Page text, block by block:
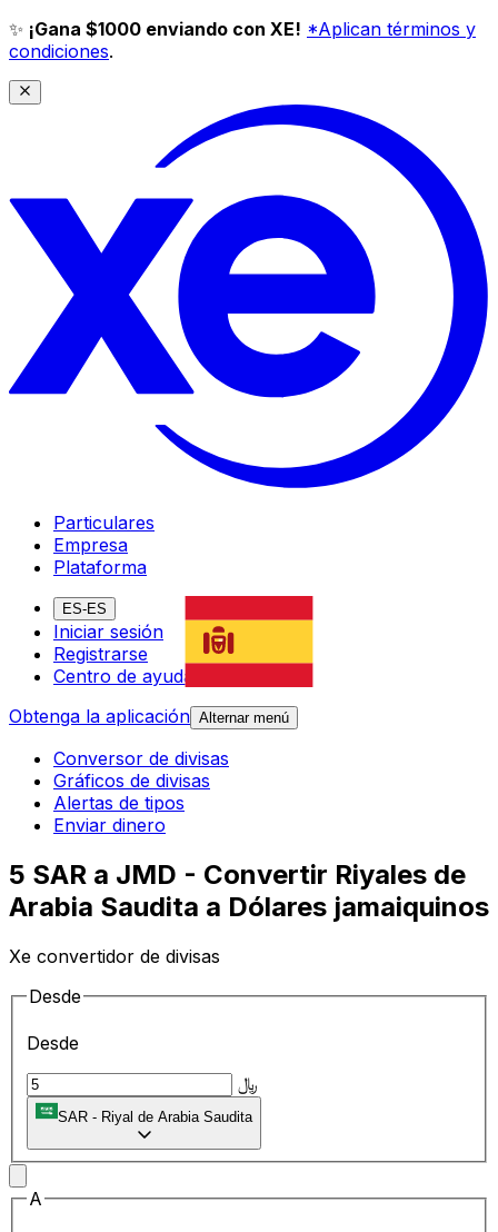
✨ ¡Gana $1000 enviando con XE! *Aplican términos y
condiciones.
Particulares
Empresa
Plataforma
ES-ES
Iniciar sesión
Registrarse
Centro de ayuda
Obtenga la aplicación Alternar menú
Conversor de divisas
Gráficos de divisas
Alertas de tipos
Enviar dinero
5 SAR a JMD - Convertir Riyales de
Arabia Saudita a Dólares jamaiquinos
Xe convertidor de divisas
Desde
Desde
﷼
SAR - Riyal de Arabia Saudita
A